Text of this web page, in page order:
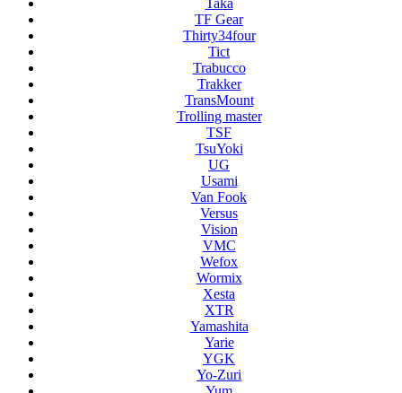
Taka
TF Gear
Thirty34four
Tict
Trabucco
Trakker
TransMount
Trolling master
TSF
TsuYoki
UG
Usami
Van Fook
Versus
Vision
VMC
Wefox
Wormix
Xesta
XTR
Yamashita
Yarie
YGK
Yo-Zuri